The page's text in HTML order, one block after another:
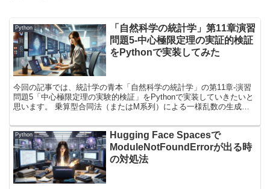
Python
「自然科学の統計学」第11章演習
問題5-中心極限定理の実証的検証
をPythonで実装してみた
今回の記事では、統計学の青本「自然科学の統計学」の第11章-演習
問題5「中心極限定理の実験的検証」をPythonで実装していきたいと
思います。 乗算型合同法（またはM系列）による一様乱数の生成、
然科学の統計学で学習した内容の総まとめ的な演習問題となっている
ので、ぜひ問題としてチャレンジしていただけると幸いです！
Python
Hugging Face Spacesで
ModuleNotFoundErrorが出る時
の対処法